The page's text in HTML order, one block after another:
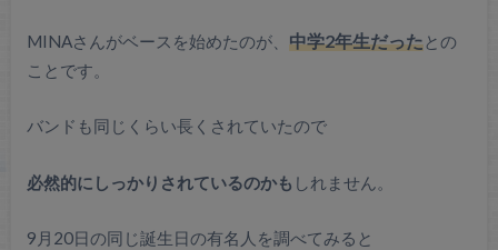
MINAさんがベースを始めたのが、 中学2年生だったとの
ことです。
バンドも同じくらい長くされていたので
必然的にしっかりされているのかも しれません。
9月20日の同じ誕生日の有名人を調べてみると